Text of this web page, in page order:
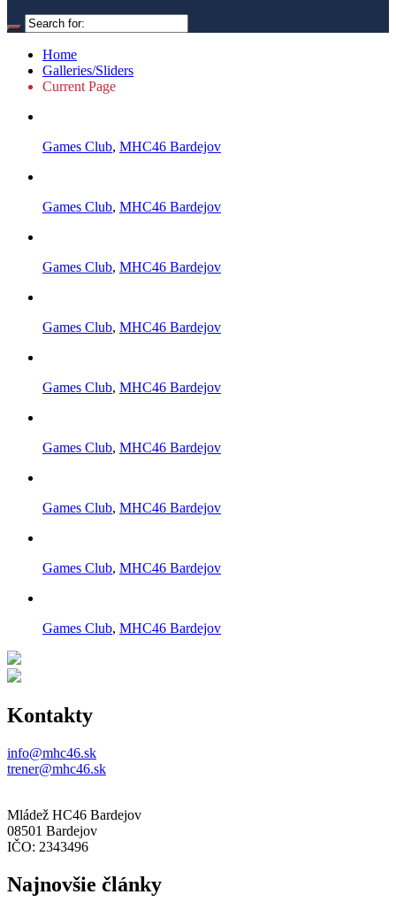
Home
Galleries/Sliders
Current Page
Games Club, MHC46 Bardejov
Games Club, MHC46 Bardejov
Games Club, MHC46 Bardejov
Games Club, MHC46 Bardejov
Games Club, MHC46 Bardejov
Games Club, MHC46 Bardejov
Games Club, MHC46 Bardejov
Games Club, MHC46 Bardejov
Games Club, MHC46 Bardejov
Kontakty
info@mhc46.sk
trener@mhc46.sk
Mládež HC46 Bardejov
08501 Bardejov
IČO: 2343496
Najnovšie články